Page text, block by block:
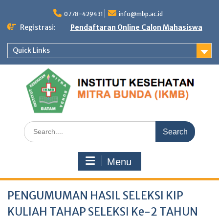
content
0778-429431 info@mbp.ac.id
Registrasi: Pendaftaran Online Calon Mahasiswa
Quick Links
Search
for:
Menu
PENGUMUMAN HASIL SELEKSI KIP
KULIAH TAHAP SELEKSI Ke-2 TAHUN